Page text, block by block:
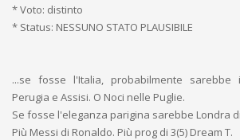
* Voto: distinto
* Status: NESSUNO STATO PLAUSIBILE
...se fosse l'Italia, probabilmente
Perugia e Assisi. O Noci nelle Puglie.
Se fosse l'eleganza parigina sarebbe Londra
Più Messi di Ronaldo. Più prog di 3(5) Dream T.